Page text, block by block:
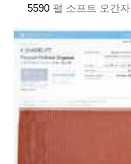
5590 펄 소프트 오간자